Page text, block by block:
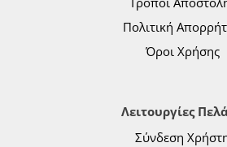
Πολιτική
Όροι Χρήσης
Λειτουργίες
Σύνδεση